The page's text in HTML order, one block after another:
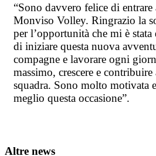
“Sono davvero felice di entrare
Monviso Volley. Ringrazio la
per l’opportunità che mi è
di iniziare questa nuova
compagne e lavorare ogni
massimo, crescere e
squadra. Sono molto motivata
meglio questa occasione”.
Altre news